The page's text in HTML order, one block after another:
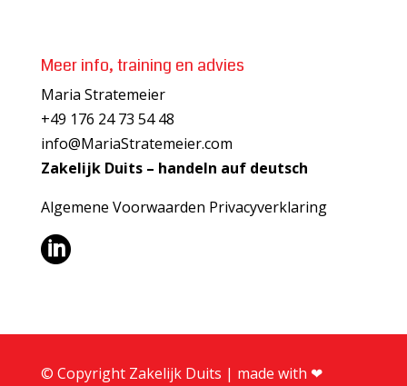
Meer info, training en advies
Maria Stratemeier
+49 176 24 73 54 48
info@MariaStratemeier.com
Zakelijk Duits – handeln auf deutsch
Algemene Voorwaarden Privacyverklaring

© Copyright Zakelijk Duits | made with ❤︎